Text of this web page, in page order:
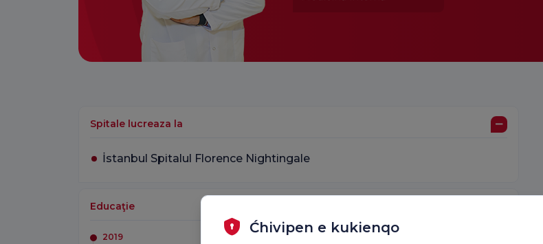
Spitale lucreaza la
İstanbul Spitalul Florence Nightingale
Educaţie
2019
Ćhivipen e kukienqo